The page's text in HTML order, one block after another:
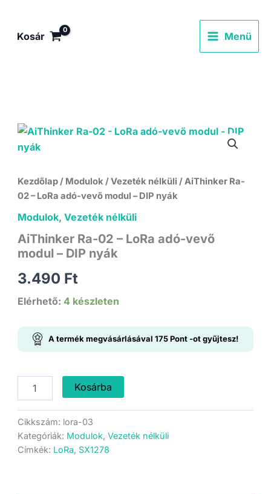
content
Kosár Menü
Kezdőlap/ Modulok /Vezeték nélküli / AiThinker Ra-
02 – LoRa adó-vevő modul – DIP nyák
Modulok, Vezeték nélküli
AiThinker Ra-02 – LoRa adó-vevő
modul – DIP nyák
3.490 Ft
Elérhető: 4 készleten
A termék megvásárlásával 175Pont-ot gyűjtesz!
-
adó-
vevő
Kosárba
Cikkszám: lora-03
Kategóriák: Modulok, Vezeték nélküli
Címkék: LoRa, SX1278